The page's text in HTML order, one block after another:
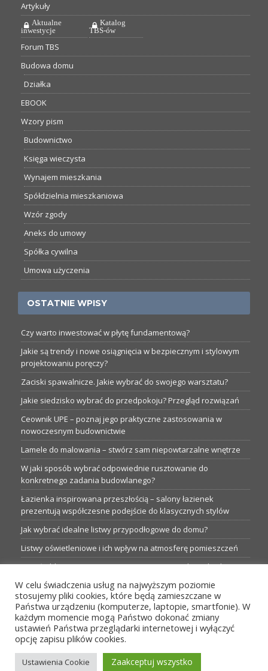
Artykuły
Aktualne
inwestycje
Katalog
TBS-ów
Forum TBS
Budowa domu
Działka
EBOOK
Wzory pism
Budownictwo
Księga wieczysta
Wynajem mieszkania
Spółdzielnia mieszkaniowa
Wzór zgody
Aneks do umowy
Spółka cywilna
Umowa użyczenia
OSTATNIE WPISY
Czy warto inwestować w płytę fundamentową?
Jakie są trendy i nowe osiągnięcia w bezpiecznym i stylowym
projektowaniu poręczy?
Zaciski spawalnicze. Jakie wybrać do swojego warsztatu?
Jakie siedzisko wybrać do przedpokoju? Przegląd rozwiązań
Ceownik UPE – poznaj jego praktyczne zastosowania w
nowoczesnym budownictwie
Lamele do malowania – stwórz sam niepowtarzalne wnętrze
W jaki sposób wybrać odpowiednie rusztowanie do
konkretnego zadania budowlanego?
Łazienka inspirowana przeszłością – salony łazienek
prezentują współczesne podejście do klasycznych stylów
Jak wybrać idealne listwy przypodłogowe do domu?
Listwy oświetleniowe i ich wpływ na atmosferę pomieszczeń
Garaże blaszane: Nieocenione magazyny podczas budowy
Profesjonalne hurtownie dla każdego budowlańca i instalatora
Proste metamorfozy aranżacji w łazience: 5 praktycznych
pomysłów
W celu świadczenia usług na najwyższym poziomie
stosujemy pliki cookies, które będą zamieszczane w
Państwa urządzeniu (komputerze, laptopie, smartfonie). W
każdym momencie mogą Państwo dokonać zmiany
ustawień Państwa przeglądarki internetowej i wyłączyć
opcję zapisu plików cookies.
Ustawienia Cookie Zaakceptuj wszystko